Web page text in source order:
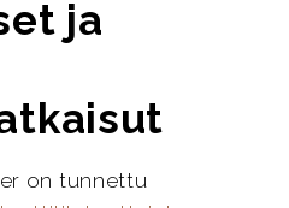
ja
on tunnettu